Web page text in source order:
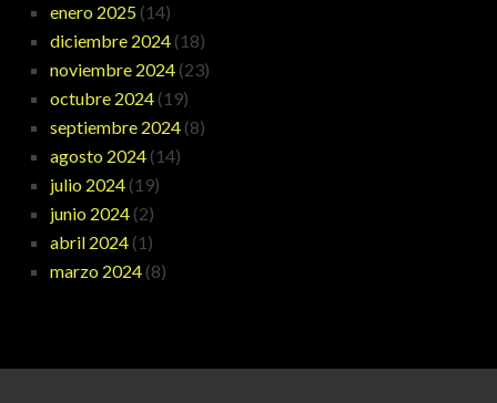
enero 2025 (14)
diciembre 2024 (18)
noviembre 2024 (23)
octubre 2024 (19)
septiembre 2024 (8)
agosto 2024 (14)
julio 2024 (19)
junio 2024 (2)
abril 2024 (1)
marzo 2024 (8)